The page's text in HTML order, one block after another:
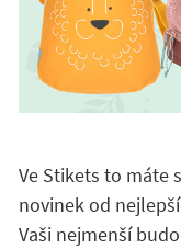
Ve Stikets to máte
novinek od
Vaši nejmenší